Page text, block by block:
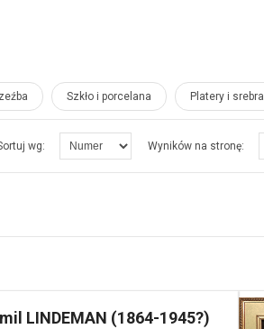
Szkło i porcelana Platery i srebra
wg: Wyników na stronę:
LINDEMAN (1864-1945?)